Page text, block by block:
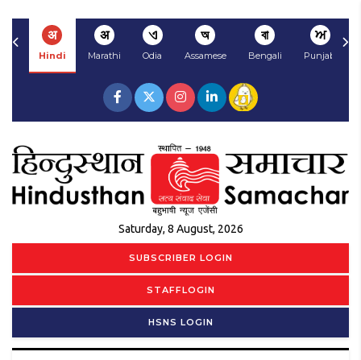
अ
Hindi
अ
Marathi
ଏ
Odia
অ
Assamese
বা
Bengali
ਅ
Punjabi
Saturday, 8 August, 2026
SUBSCRIBER LOGIN
STAFFLOGIN
HSNS LOGIN